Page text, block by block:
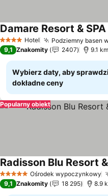
4 KategoriaHotel Podziemny basen
Damare Resort & SPA
9,1 Znakomity 2407 9.1
Wybierz daty, aby
dokładne ceny
Popularny obiekt
5 KategoriaOśrodek wypoczynkowy
9,1 Znakomity 18 295 8.9